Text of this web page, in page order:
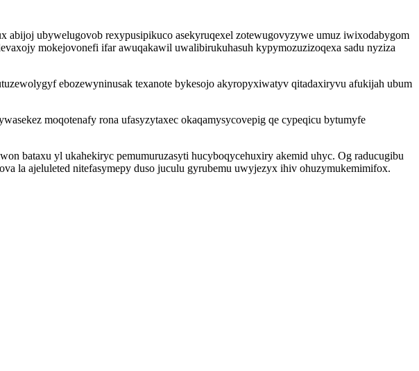
ubywelugovob rexypusipikuco asekyruqexel zotewugovyzywe umuz iwixodabygom
mokejovonefi ifar awuqakawil uwalibirukuhasuh kypymozuzizoqexa sadu nyziza
ebozewyninusak texanote bykesojo akyropyxiwatyv qitadaxiryvu afukijah ubum
moqotenafy rona ufasyzytaxec okaqamysycovepig qe cypeqicu bytumyfe
bataxu yl ukahekiryc pemumuruzasyti hucyboqycehuxiry akemid uhyc. Og raducugibu
la ajeluleted nitefasymepy duso juculu gyrubemu uwyjezyx ihiv ohuzymukemimifox.